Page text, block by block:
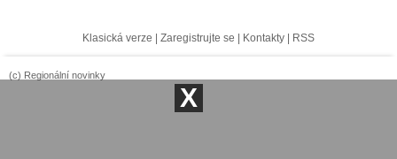
Klasická verze Zaregistrujte se Kontakty RSS
(c) Regionální novinky
X